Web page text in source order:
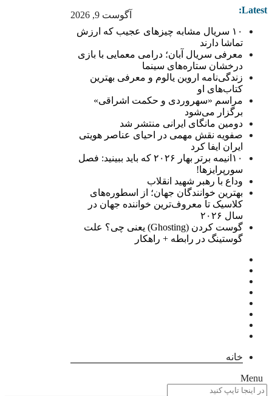
آگوست 9, 2026 Latest:
۱۰ سریال مشابه چیزهای عجیب که ارزش
تماشا دارند
معرفی سریال آبان؛ درامی معمایی با بازی
درخشان ستاره‌های سینما
زندگی‌نامه اروین یالوم و معرفی بهترین
کتاب‌های او
مراسم «سهروردی و حکمت اشراقی»
برگزار می‌شود
دومین مانگای ایرانی منتشر شد
صفویه نقش مهمی در احیای عناصر هویتی
ایران ایفا کرد
۱۰انیمه برتر بهار ۲۰۲۶ که باید ببینید: فصل
سورپرایزها!
وداع با رهبر شهید انقلاب
بهترین خوانندگان جهان؛ از اسطوره‌های
کلاسیک تا معروف‌ترین خواننده جهان در
سال ۲۰۲۶
گوست کردن (Ghosting) یعنی چی؟ علت
گوستینگ در رابطه + راهکار
خانه
Menu